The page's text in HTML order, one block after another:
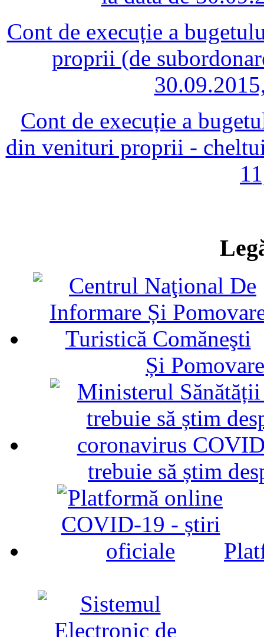
Cont de execuție a
proprii (de
Cont de execuție a
din venituri proprii -
Și
trebuie să știm